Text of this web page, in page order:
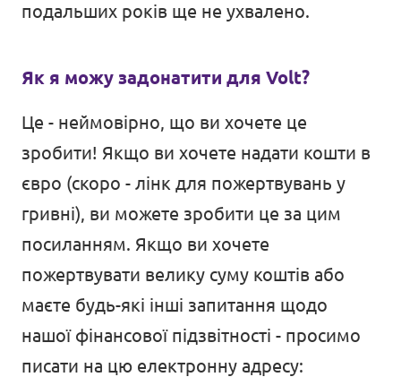
ДОЛУЧАЙСЯ
подальших років ще не ухвалено.
Як я можу задонатити для Volt?
Це - неймовірно, що ви хочете це
зробити! Якщо ви хочете надати кошти в
євро (скоро - лінк для пожертвувань у
гривні), ви можете зробити це за цим
посиланням. Якщо ви хочете
пожертвувати велику суму коштів або
маєте будь-які інші запитання щодо
нашої фінансової підзвітності - просимо
писати на цю електронну адресу: